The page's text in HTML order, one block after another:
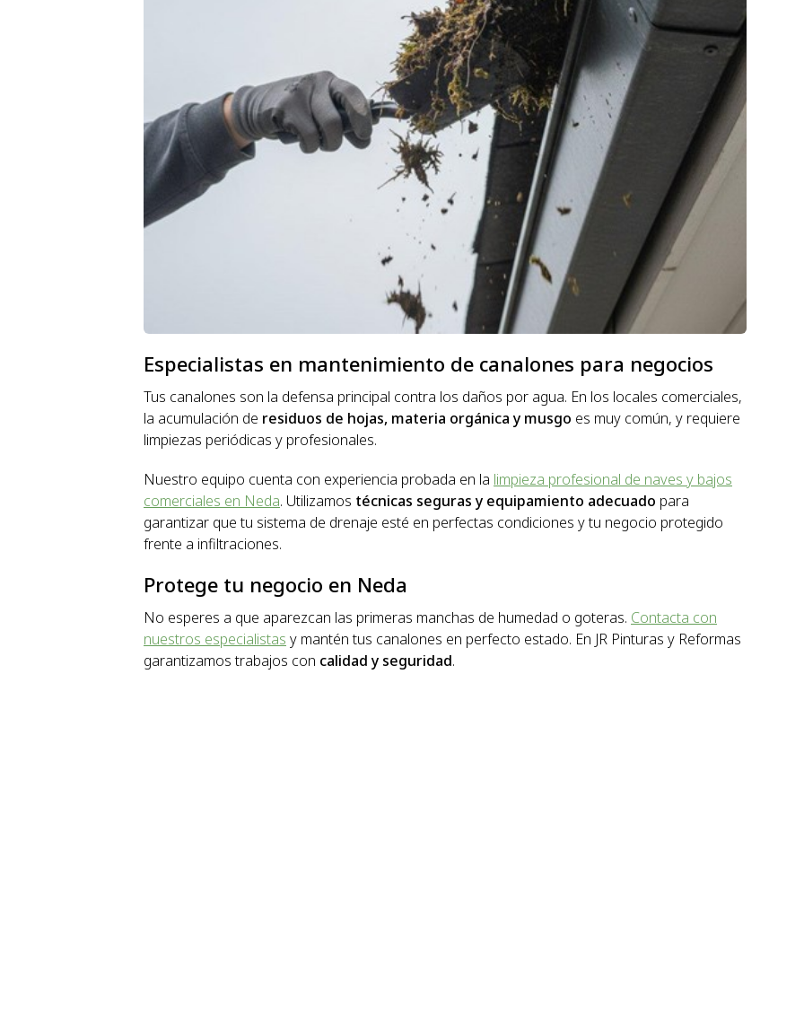
Especialistas en mantenimiento de canalones para negocios
Tus canalones son la defensa principal contra los daños por agua. En los locales comerciales,
la acumulación de residuos de hojas, materia orgánica y musgo es muy común, y requiere
limpiezas periódicas y profesionales.
Nuestro equipo cuenta con experiencia probada en la limpieza profesional de naves y bajos
comerciales en Neda. Utilizamos técnicas seguras y equipamiento adecuado para
garantizar que tu sistema de drenaje esté en perfectas condiciones y tu negocio protegido
frente a infiltraciones.
Protege tu negocio en Neda
No esperes a que aparezcan las primeras manchas de humedad o goteras. Contacta con
nuestros especialistas y mantén tus canalones en perfecto estado. En JR Pinturas y Reformas
garantizamos trabajos con calidad y seguridad.